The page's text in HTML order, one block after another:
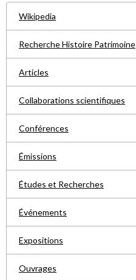
Wikipedia
Recherche Histoire Patrimoine
Articles
Collaborations scientifiques
Conférences
Émissions
Études et Recherches
Événements
Expositions
Ouvrages